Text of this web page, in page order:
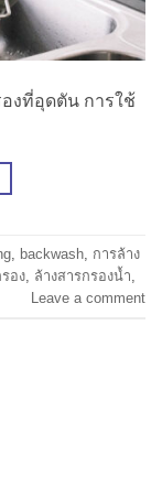
งที่อุดตัน การใช้
backwash การล้าง
อง ล้างสารกรองน้ำ
Leave a comment